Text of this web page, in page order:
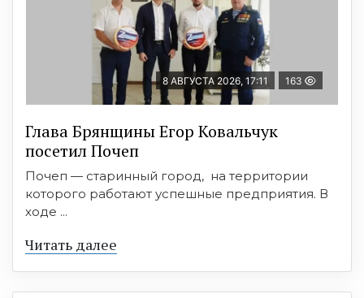
8 АВГУСТА 2026, 17:11 163
Глава Брянщины Егор Ковальчук
посетил Почеп
Почеп — старинный город, на территории
которого работают успешные предприятия. В
ходе ...
Читать далее